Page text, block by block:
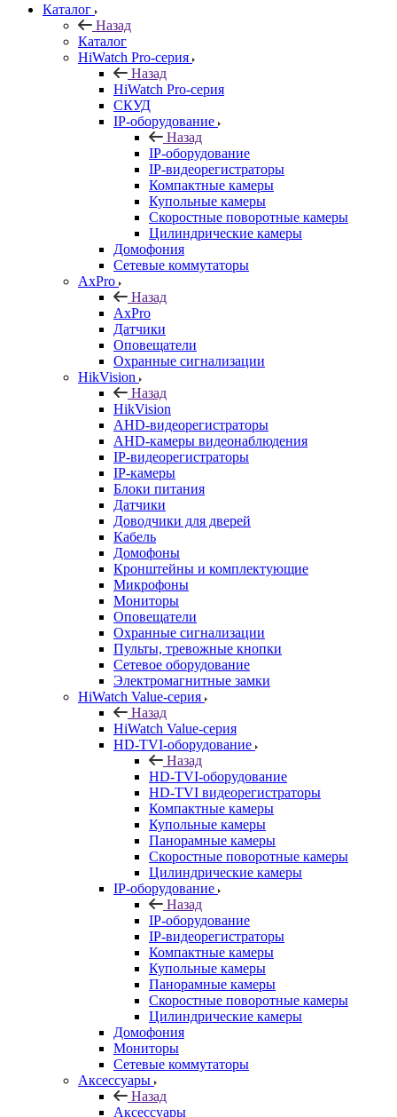
Каталог
Назад
Каталог
HiWatch Pro-серия
Назад
HiWatch Pro-серия
CКУД
IP-оборудование
Назад
IP-оборудование
IP-видеорегистраторы
Компактные камеры
Купольные камеры
Скоростные поворотные камеры
Цилиндрические камеры
Домофония
Сетевые коммутаторы
AxPro
Назад
AxPro
Датчики
Оповещатели
Охранные сигнализации
HikVision
Назад
HikVision
AHD-видеорегистраторы
AHD-камеры видеонаблюдения
IP-видеорегистраторы
IP-камеры
Блоки питания
Датчики
Доводчики для дверей
Кабель
Домофоны
Кронштейны и комплектующие
Микрофоны
Мониторы
Оповещатели
Охранные сигнализации
Пульты, тревожные кнопки
Сетевое оборудование
Электромагнитные замки
HiWatch Value-серия
Назад
HiWatch Value-серия
HD-TVI-оборудование
Назад
HD-TVI-оборудование
HD-TVI видеорегистраторы
Компактные камеры
Купольные камеры
Панорамные камеры
Скоростные поворотные камеры
Цилиндрические камеры
IP-оборудование
Назад
IP-оборудование
IP-видеорегистраторы
Компактные камеры
Купольные камеры
Панорамные камеры
Скоростные поворотные камеры
Цилиндрические камеры
Домофония
Мониторы
Сетевые коммутаторы
Аксессуары
Назад
Аксессуары